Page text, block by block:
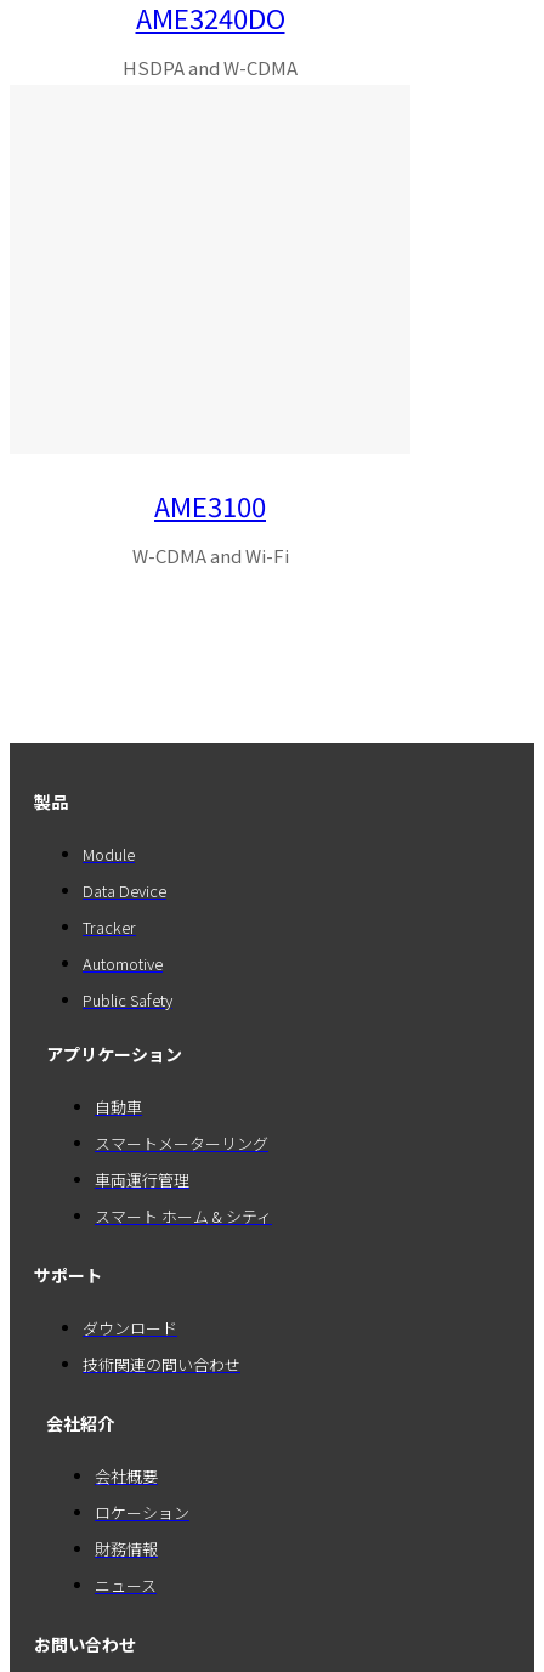
AME3240DO
HSDPA and W-CDMA
AME3100
W-CDMA and Wi-Fi
製品
Module
Data Device
Tracker
Automotive
Public Safety
アプリケーション
自動車
スマートメーターリング
車両運行管理
スマート ホーム & シティ
サポート
ダウンロード
技術関連の問い合わせ
会社紹介
会社概要
ロケーション
財務情報
ニュース
お問い合わせ